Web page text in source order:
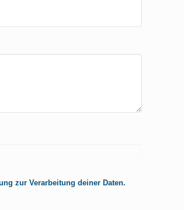
zur Verarbeitung deiner Daten.